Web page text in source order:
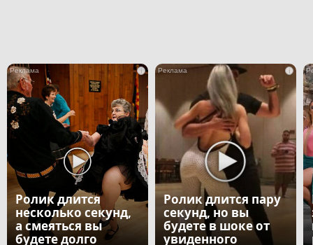
i
Ролик длится
несколько секунд,
а смеяться вы
будете долго
i
Ролик длится пару
секунд, но вы
будете в шоке от
увиденного